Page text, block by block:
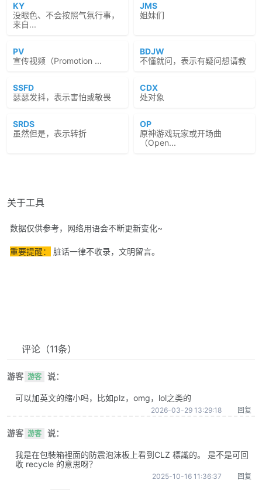
KY
没眼色、不会按照气氛行事，
来自...
JMS
姐妹们
PV
宣传视频（Promotion ...
BDJW
不懂就问，表示有疑问想请教
SSFD
瑟瑟发抖，表示害怕或敬畏
CDX
处对象
SRDS
虽然但是，表示转折
OP
原神游戏玩家或开场曲
（Open...
关于工具
数据仅供参考，网络用语会不断更新变化~
重要提醒： 脏话一律不收录，文明留言。
评论 （11条）
游客 游客 说：
可以加英文的缩小吗，比如plz，omg，lol之类的
2026-03-29 13:29:18 回复
游客 游客 说：
我是在包裝箱裡面的防震泡沫板上看到CLZ 標識的。 是不是可回
收 recycle 的意思呀？
2025-10-16 11:36:37 回复